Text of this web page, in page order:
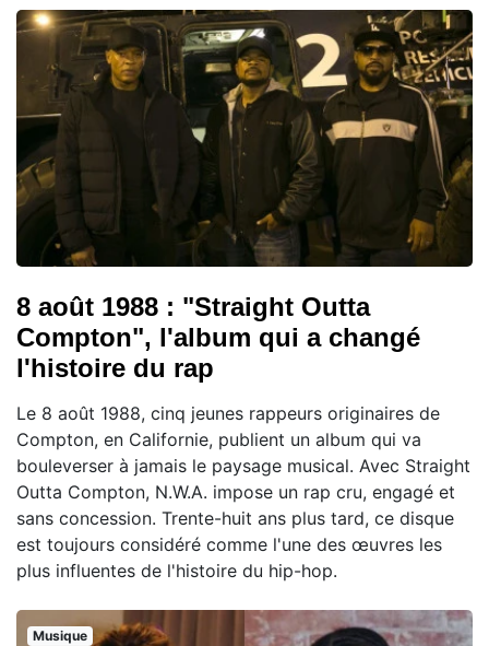
8 août 1988 : "Straight Outta
Compton", l'album qui a changé
l'histoire du rap
Le 8 août 1988, cinq jeunes rappeurs originaires de
Compton, en Californie, publient un album qui va
bouleverser à jamais le paysage musical. Avec Straight
Outta Compton, N.W.A. impose un rap cru, engagé et
sans concession. Trente-huit ans plus tard, ce disque
est toujours considéré comme l'une des œuvres les
plus influentes de l'histoire du hip-hop.
Musique